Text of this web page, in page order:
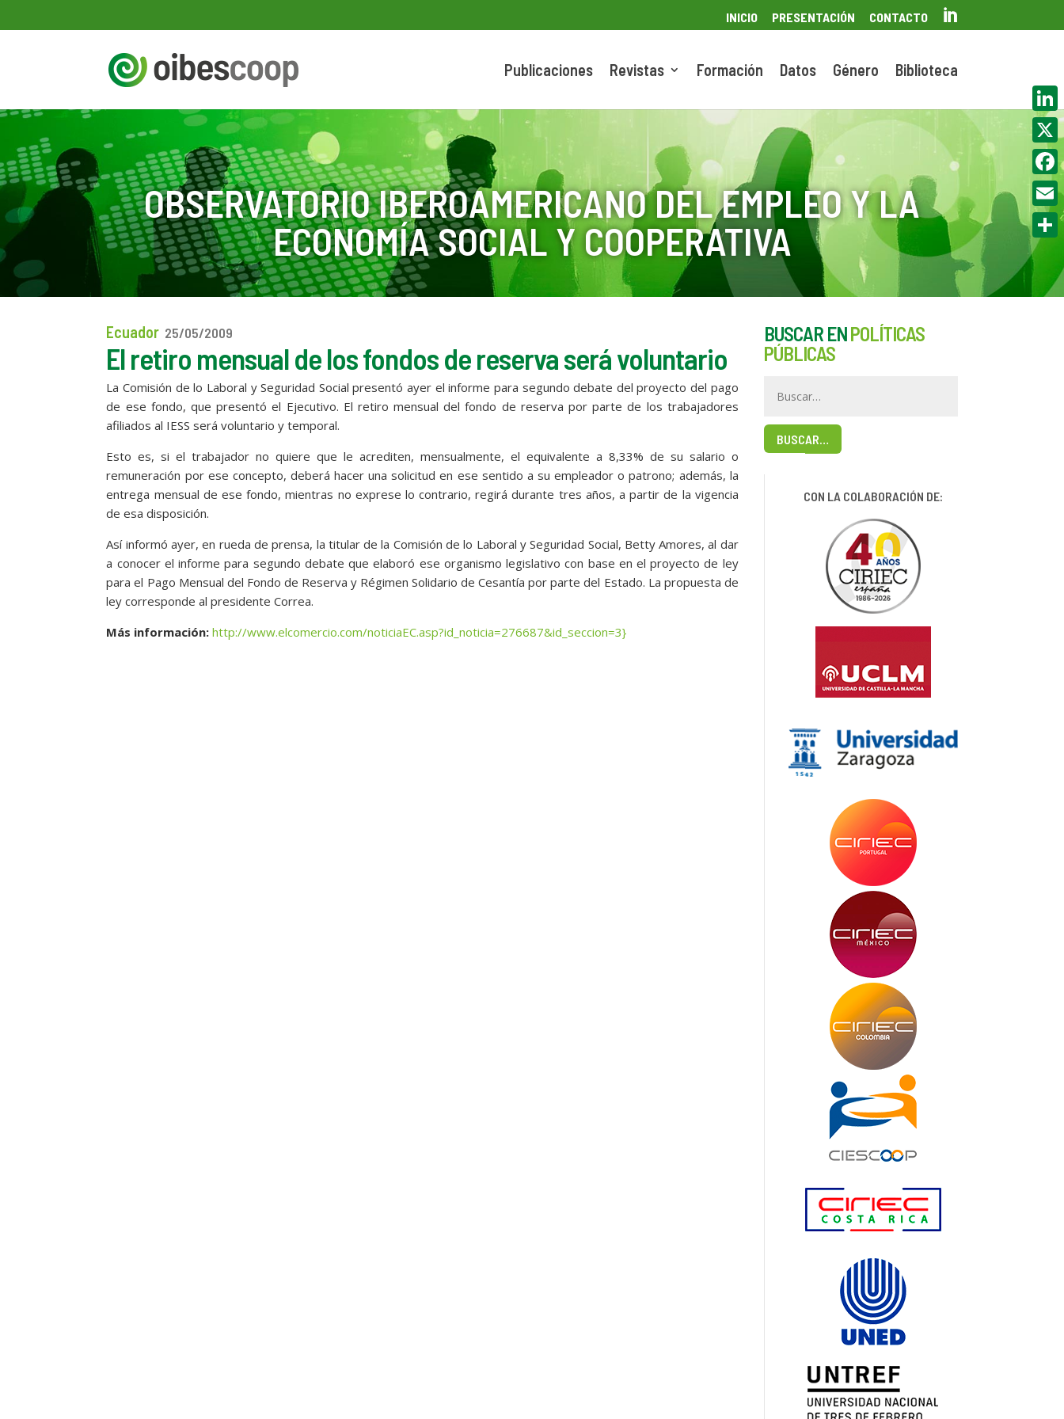
INICIO PRESENTACIÓN CONTACTO 
Publicaciones Revistas Formación Datos Género Biblioteca
OBSERVATORIO IBEROAMERICANO DEL EMPLEO Y LA
ECONOMÍA SOCIAL Y COOPERATIVA
Ecuador 25/05/2009
El retiro mensual de los fondos de reserva será voluntario
La Comisión de lo Laboral y Seguridad Social presentó ayer el informe para segundo debate del proyecto del pago
de ese fondo, que presentó el Ejecutivo. El retiro mensual del fondo de reserva por parte de los trabajadores
afiliados al IESS será voluntario y temporal.
Esto es, si el trabajador no quiere que le acrediten, mensualmente, el equivalente a 8,33% de su salario o
remuneración por ese concepto, deberá hacer una solicitud en ese sentido a su empleador o patrono; además, la
entrega mensual de ese fondo, mientras no exprese lo contrario, regirá durante tres años, a partir de la vigencia
de esa disposición.
Así informó ayer, en rueda de prensa, la titular de la Comisión de lo Laboral y Seguridad Social, Betty Amores, al dar
a conocer el informe para segundo debate que elaboró ese organismo legislativo con base en el proyecto de ley
para el Pago Mensual del Fondo de Reserva y Régimen Solidario de Cesantía por parte del Estado. La propuesta de
ley corresponde al presidente Correa.
Más información:http://www.elcomercio.com/noticiaEC.asp?id_noticia=276687&id_seccion=3}
BUSCAR ENPOLÍTICAS
PÚBLICAS
BUSCAR…
CON LA COLABORACIÓN DE:
X
Email